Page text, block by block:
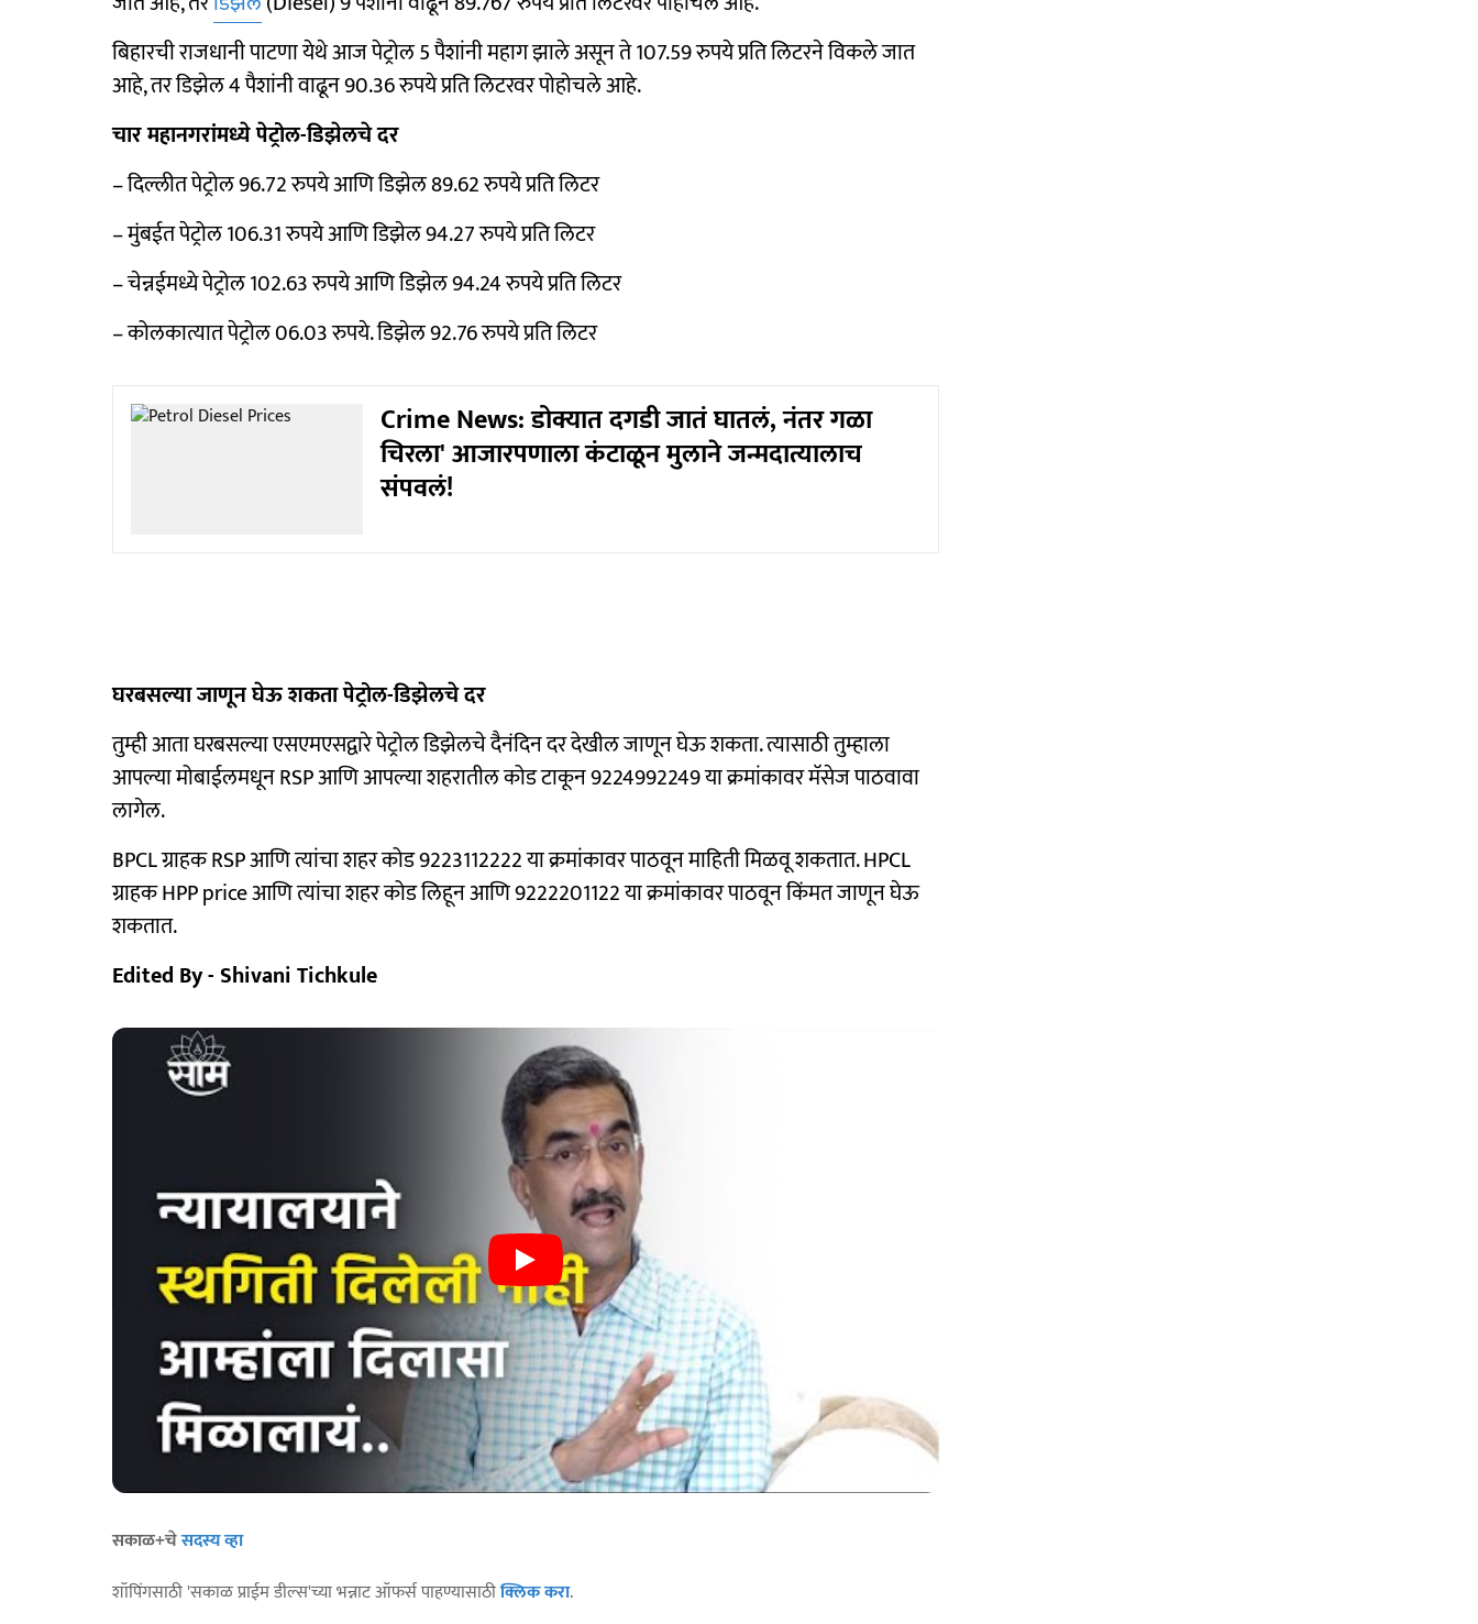
बिहारची राजधानी पाटणा येथे आज पेट्रोल 5 पैशांनी महाग झाले असून ते 107.59 रुपये प्रति लिटरने विकले जात
आहे, तर डिझेल 4 पैशांनी वाढून 90.36 रुपये प्रति लिटरवर पोहोचले आहे.
चार महानगरांमध्ये पेट्रोल-डिझेलचे दर
– दिल्लीत पेट्रोल 96.72 रुपये आणि डिझेल 89.62 रुपये प्रति लिटर
– मुंबईत पेट्रोल 106.31 रुपये आणि डिझेल 94.27 रुपये प्रति लिटर
– चेन्नईमध्ये पेट्रोल 102.63 रुपये आणि डिझेल 94.24 रुपये प्रति लिटर
– कोलकात्यात पेट्रोल 06.03 रुपये. डिझेल 92.76 रुपये प्रति लिटर
Crime News: डोक्यात दगडी जातं घातलं, नंतर गळा
चिरला' आजारपणाला कंटाळून मुलाने जन्मदात्यालाच
संपवलं!
घरबसल्या जाणून घेऊ शकता पेट्रोल-डिझेलचे दर
तुम्ही आता घरबसल्या एसएमएसद्वारे पेट्रोल डिझेलचे दैनंदिन दर देखील जाणून घेऊ शकता. त्यासाठी तुम्हाला
आपल्या मोबाईलमधून RSP आणि आपल्या शहरातील कोड टाकून 9224992249 या क्रमांकावर मॅसेज पाठवावा
लागेल.
BPCL ग्राहक RSP आणि त्यांचा शहर कोड 9223112222 या क्रमांकावर पाठवून माहिती मिळवू शकतात. HPCL
ग्राहक HPP price आणि त्यांचा शहर कोड लिहून आणि 9222201122 या क्रमांकावर पाठवून किंमत जाणून घेऊ
शकतात.
Edited By - Shivani Tichkule
सकाळ+चेसदस्य व्हा
शॉपिंगसाठी 'सकाळ प्राईम डील्स'च्या भन्नाट ऑफर्स पाहण्यासाठीक्लिक करा.